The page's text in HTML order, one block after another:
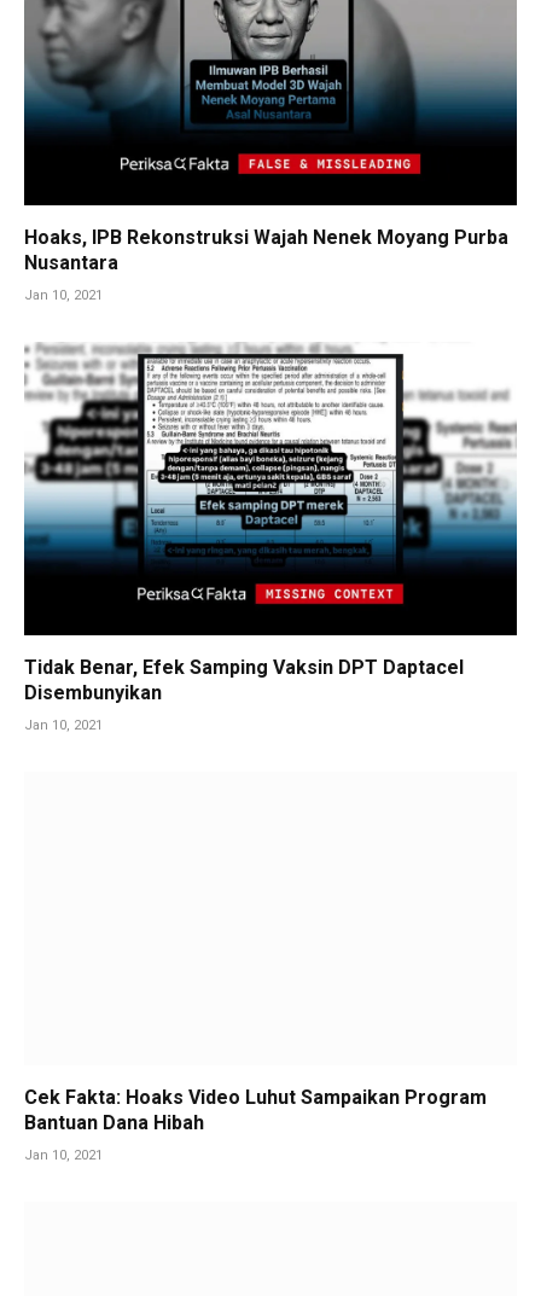
Hoaks, IPB Rekonstruksi Wajah Nenek Moyang Purba
Nusantara
Jan 10, 2021
Tidak Benar, Efek Samping Vaksin DPT Daptacel
Disembunyikan
Jan 10, 2021
Cek Fakta: Hoaks Video Luhut Sampaikan Program
Bantuan Dana Hibah
Jan 10, 2021